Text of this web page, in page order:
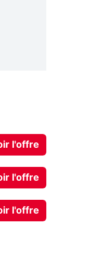
l'offre
l'offre
l'offre